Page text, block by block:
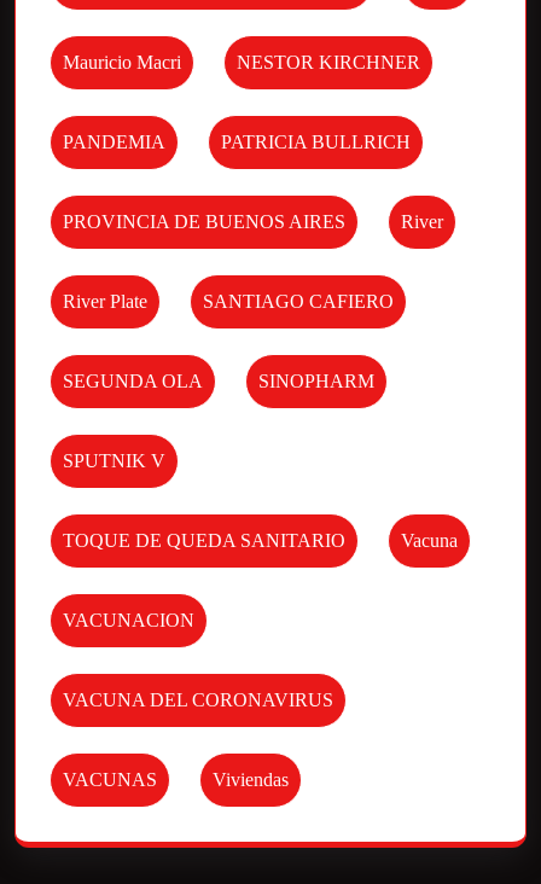
Mauricio Macri NESTOR KIRCHNER
PANDEMIA PATRICIA BULLRICH
PROVINCIA DE BUENOS AIRES River
River Plate SANTIAGO CAFIERO
SEGUNDA OLA SINOPHARM
SPUTNIK V
TOQUE DE QUEDA SANITARIO Vacuna
VACUNACION
VACUNA DEL CORONAVIRUS
VACUNAS Viviendas